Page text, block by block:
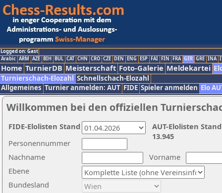
Logged on: Gast
Arabic ARM AZE BIH BUL CAT CHN CRO CZE DEN ENG ESP FAI FIN FRA GER GRE INA
Home TurnierDB Meisterschaft Foto-Galerie Meldekartei
Turnierschach-Elozahl Schnellschach-Elozahl
Allgemeines Turnier anmelden: AUT FIDE Spieler anmelden Elo
Willkommen bei den offiziellen
Nachname
Vorname
Ebene
Personennummer
Bundesland
AUT-Elolisten
13.945
FIDE-Elolisten Stand